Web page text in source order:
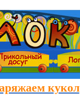
кукол